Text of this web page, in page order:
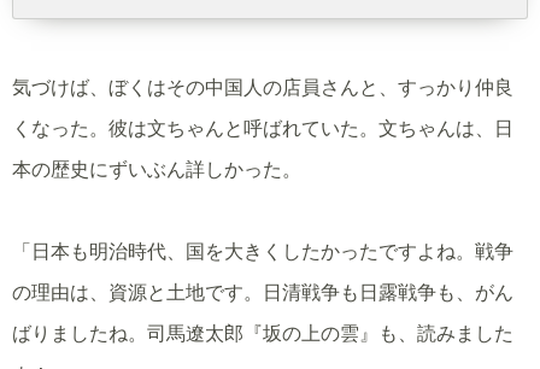
気づけば、ぼくはその中国人の店員さんと、すっかり仲良
くなった。彼は文ちゃんと呼ばれていた。文ちゃんは、日
本の歴史にずいぶん詳しかった。
「日本も明治時代、国を大きくしたかったですよね。戦争
の理由は、資源と土地です。日清戦争も日露戦争も、がん
ばりましたね。司馬遼太郎『坂の上の雲』も、読みました